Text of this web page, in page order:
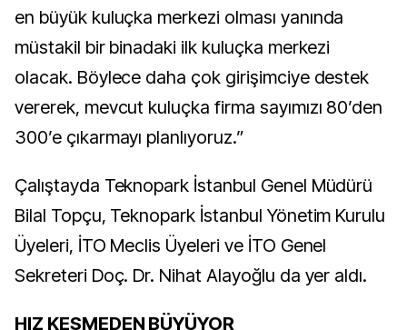
en büyük kuluçka merkezi olması yanında
müstakil bir binadaki ilk kuluçka merkezi
olacak. Böylece daha çok girişimciye destek
vererek, mevcut kuluçka firma sayımızı 80’den
300’e çıkarmayı planlıyoruz.”
Çalıştayda Teknopark İstanbul Genel Müdürü
Bilal Topçu, Teknopark İstanbul Yönetim Kurulu
Üyeleri, İTO Meclis Üyeleri ve İTO Genel
Sekreteri Doç. Dr. Nihat Alayoğlu da yer aldı.
HIZ KESMEDEN BÜYÜYOR